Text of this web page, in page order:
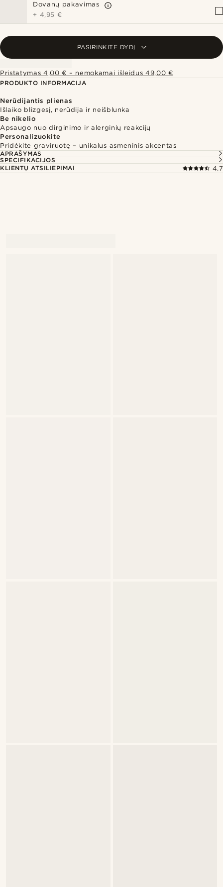
Dovanų pakavimas
+ 4,95 €
PASIRINKITE DYDĮ
Pristatymas 4,00 € – nemokamai išleidus 49,00 €
PRODUKTO INFORMACIJA
Nerūdijantis plienas
Išlaiko blizgesį, nerūdija ir neišblunka
Be nikelio
Apsaugo nuo dirginimo ir alerginių reakcijų
Personalizuokite
Pridėkite graviruotę – unikalus asmeninis akcentas
APRAŠYMAS
SPECIFIKACIJOS
KLIENTŲ ATSILIEPIMAI
4.7